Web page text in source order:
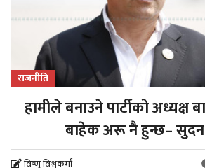
राजनीति
हामीले बनाउने पार्टीको अध्यक्ष
बाहेक अरू नै हुन्छ– सुदन
विष्णु विश्वकर्मा